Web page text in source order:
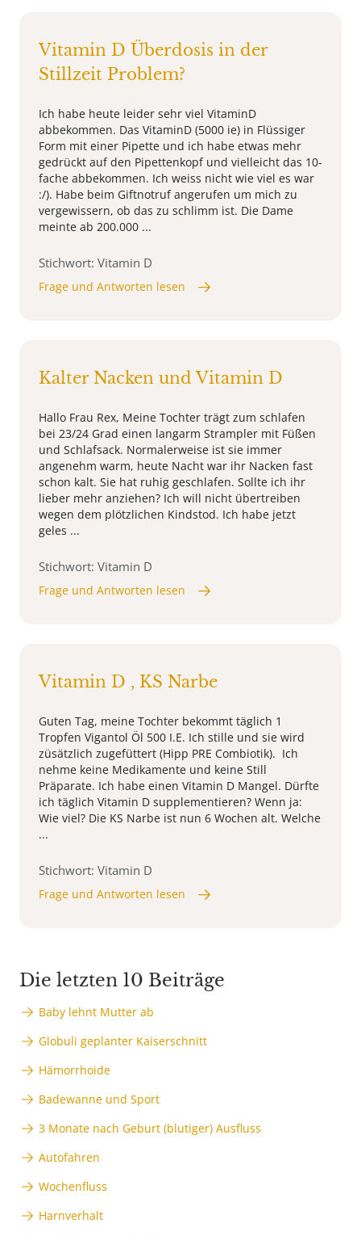
Vitamin D Überdosis in der
Stillzeit Problem?
Ich habe heute leider sehr viel VitaminD
abbekommen. Das VitaminD (5000 ie) in Flüssiger
Form mit einer Pipette und ich habe etwas mehr
gedrückt auf den Pipettenkopf und vielleicht das 10-
fache abbekommen. Ich weiss nicht wie viel es war
:/). Habe beim Giftnotruf angerufen um mich zu
vergewissern, ob das zu schlimm ist. Die Dame
meinte ab 200.000 ...
Stichwort: Vitamin D
Frage und Antworten lesen
Kalter Nacken und Vitamin D
Hallo Frau Rex, Meine Tochter trägt zum schlafen
bei 23/24 Grad einen langarm Strampler mit Füßen
und Schlafsack. Normalerweise ist sie immer
angenehm warm, heute Nacht war ihr Nacken fast
schon kalt. Sie hat ruhig geschlafen. Sollte ich ihr
lieber mehr anziehen? Ich will nicht übertreiben
wegen dem plötzlichen Kindstod. Ich habe jetzt
geles ...
Stichwort: Vitamin D
Frage und Antworten lesen
Vitamin D , KS Narbe
Guten Tag, meine Tochter bekommt täglich 1
Tropfen Vigantol Öl 500 I.E. Ich stille und sie wird
züsätzlich zugefüttert (Hipp PRE Combiotik). Ich
nehme keine Medikamente und keine Still
Präparate. Ich habe einen Vitamin D Mangel. Dürfte
ich täglich Vitamin D supplementieren? Wenn ja:
Wie viel? Die KS Narbe ist nun 6 Wochen alt. Welche
...
Stichwort: Vitamin D
Frage und Antworten lesen
Die letzten 10 Beiträge
Baby lehnt Mutter ab
Globuli geplanter Kaiserschnitt
Hämorrhoide
Badewanne und Sport
3 Monate nach Geburt (blutiger) Ausfluss
Autofahren
Wochenfluss
Harnverhalt